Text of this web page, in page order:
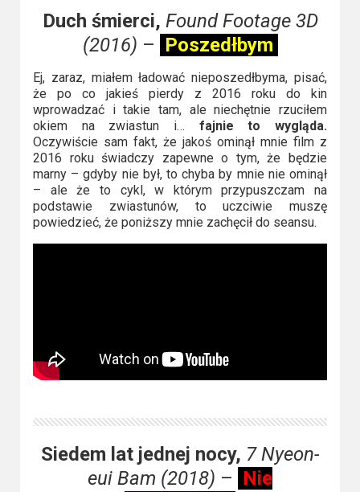
Duch śmierci, Found Footage 3D
(2016) – Poszedłbym
Ej, zaraz, miałem ładować nieposzedłbyma, pisać,
że po co jakieś pierdy z 2016 roku do kin
wprowadzać i takie tam, ale niechętnie rzuciłem
okiem na zwiastun i… fajnie to wygląda.
Oczywiście sam fakt, że jakoś ominął mnie film z
2016 roku świadczy zapewne o tym, że będzie
marny – gdyby nie był, to chyba by mnie nie ominął
– ale że to cykl, w którym przypuszczam na
podstawie zwiastunów, to uczciwie muszę
powiedzieć, że poniższy mnie zachęcił do seansu.
Siedem lat jednej nocy, 7 Nyeon-
eui Bam (2018) – Nie